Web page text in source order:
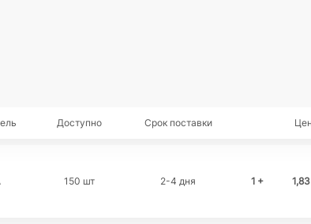
Доступно Срок поставки
150 шт 2-4 дня 1 +